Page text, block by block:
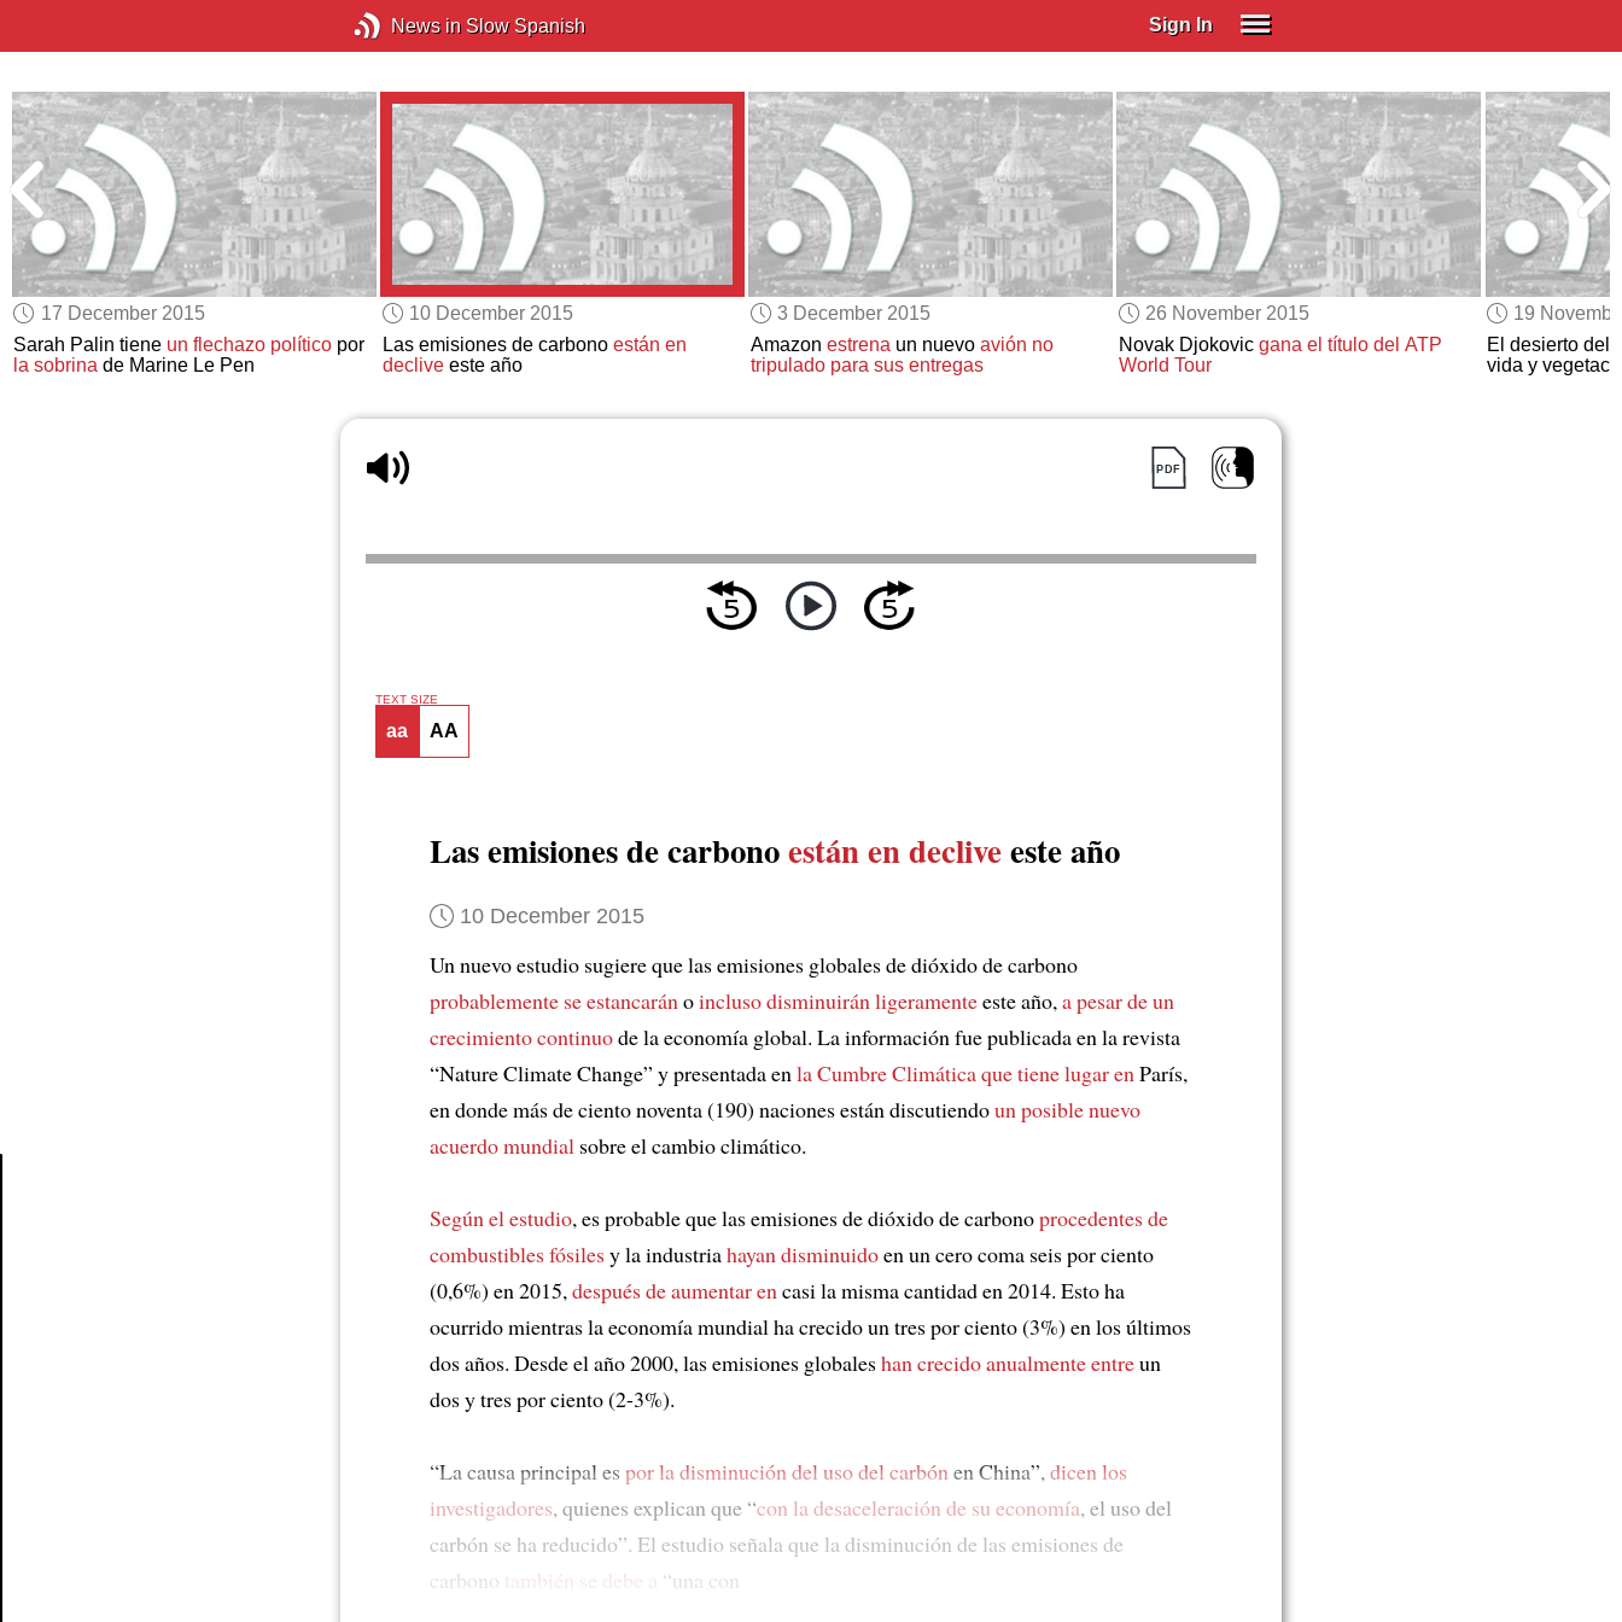
News in Slow Spanish Sign In
Spanish (Spain)
Spanish (Latino)
SUBSCRIBE
EDUCATIONAL LICENSES
GIFT CARDS
OTHER LANGUAGES
17 December 2015
Sarah Palin tiene un flechazo político por
la sobrina de Marine Le Pen
10 December 2015
Las emisiones de carbono están en
decliveeste año
3 December 2015
Amazon estrenaun nuevo avión no
tripulado para sus entregas
26 November 2015
Novak Djokovic gana el título del ATP
World Tour
19
El desierto del
vida y
TEXT SIZE
aa AA
Las emisiones de carbonoestán en decliveeste año
10 December 2015
Un nuevo estudio sugiere que las emisiones globales de dióxido de carbono
probablemente se estancaránoincluso disminuirán ligeramenteeste año,a pesar de un
crecimiento continuode la economía global. La información fue publicada en la revista
“Nature Climate Change” y presentada enla Cumbre Climáticaque tiene lugar enParís,
en donde más de ciento noventa (190) naciones están discutiendoun posible nuevo
acuerdo mundial sobre el cambio climático.
Según el estudio, es probable que las emisiones de dióxido de carbonoprocedentes de
combustibles fósilesy la industriahayan disminuidoen un cero coma seis por ciento
(0,6%) en 2015,después de aumentar encasi la misma cantidad en 2014. Esto ha
ocurrido mientras la economía mundial ha crecido un tres por ciento (3%) en los últimos
dos años. Desde el año 2000, las emisiones globaleshan crecido anualmente entreun
dos y tres por ciento (2-3%).
“La causa principal es por la disminución del uso del carbónen China”,dicen los
investigadores, quienes explican que “con la desaceleración de su economía, el uso del
carbón se ha reducido”. El estudio señala que la disminución de las emisiones de
carbono
también se debe a “una con